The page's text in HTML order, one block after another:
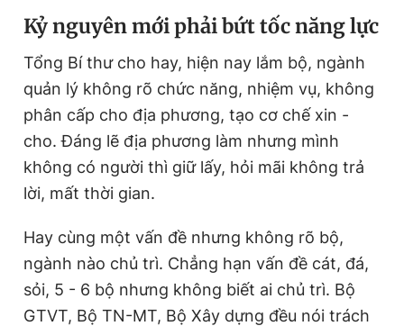
Kỷ nguyên mới phải bứt tốc năng lực
Tổng Bí thư cho hay, hiện nay lắm bộ, ngành
quản lý không rõ chức năng, nhiệm vụ, không
phân cấp cho địa phương, tạo cơ chế xin -
cho. Đáng lẽ địa phương làm nhưng mình
không có người thì giữ lấy, hỏi mãi không trả
lời, mất thời gian.
Hay cùng một vấn đề nhưng không rõ bộ,
ngành nào chủ trì. Chẳng hạn vấn đề cát, đá,
sỏi, 5 - 6 bộ nhưng không biết ai chủ trì. Bộ
GTVT, Bộ TN-MT, Bộ Xây dựng đều nói trách